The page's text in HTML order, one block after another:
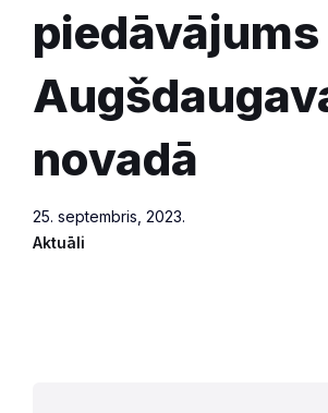
piedāvājums
novadā
25. septembris, 2023.
Aktuāli